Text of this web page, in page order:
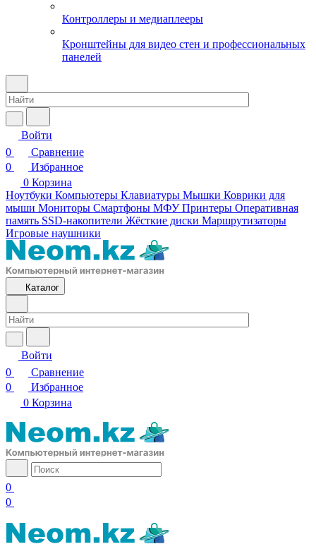
Контроллеры и медиаплееры
Кронштейны для видео стен и профессиональных
панелей
Войти
0
Сравнение
0
Избранное
0 Корзина
Ноутбуки Компьютеры Клавиатуры Мышки Коврики для
мыши Мониторы Смартфоны МФУ Принтеры Оперативная
память SSD-накопители Жёсткие диски Маршрутизаторы
Игровые наушники
Каталог
Войти
0
Сравнение
0
Избранное
0 Корзина
0
0